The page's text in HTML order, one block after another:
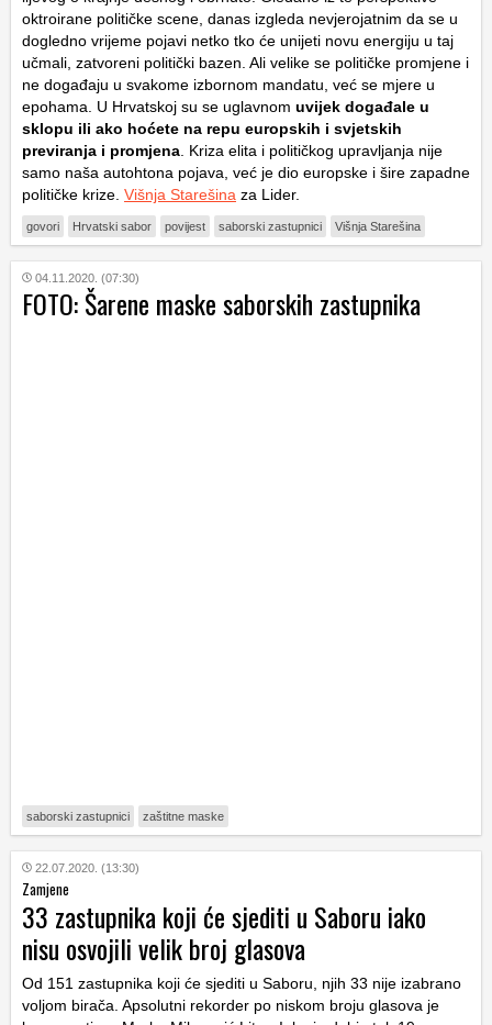
oktroirane političke scene, danas izgleda nevjerojatnim da se u
dogledno vrijeme pojavi netko tko će unijeti novu energiju u taj
učmali, zatvoreni politički bazen. Ali velike se političke promjene i
ne događaju u svakome izbornom mandatu, već se mjere u
epohama. U Hrvatskoj su se uglavnom uvijek događale u
sklopu ili ako hoćete na repu europskih i svjetskih
previranja i promjena . Kriza elita i političkog upravljanja nije
samo naša autohtona pojava, već je dio europske i šire zapadne
političke krize. Višnja Starešina za Lider.
govori Hrvatski sabor povijest saborski zastupnici Višnja Starešina
04.11.2020. (07:30)
FOTO: Šarene maske saborskih zastupnika
saborski zastupnici zaštitne maske
22.07.2020. (13:30)
Zamjene
33 zastupnika koji će sjediti u Saboru iako
nisu osvojili velik broj glasova
Od 151 zastupnika koji će sjediti u Saboru, njih 33 nije izabrano
voljom birača. Apsolutni rekorder po niskom broju glasova je